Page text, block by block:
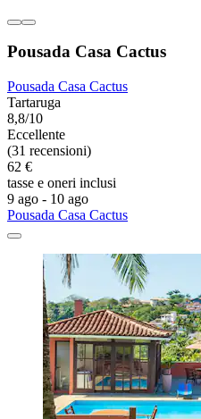
Pousada Casa Cactus
Pousada Casa Cactus
Tartaruga
8,8/10
Eccellente
(31 recensioni)
62 €
tasse e oneri inclusi
9 ago - 10 ago
Pousada Casa Cactus